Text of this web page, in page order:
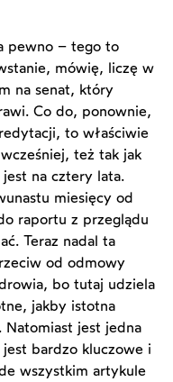
pewno – tego to
mówię, liczę w
na senat, który
Co do, ponownie,
to właściwie
też tak jak
na cztery lata.
miesięcy od
raportu z przeglądu
Teraz nadal ta
od odmowy
bo tutaj udziela
jakby istotna
Natomiast jest jedna
bardzo kluczowe i
wszystkim artykule